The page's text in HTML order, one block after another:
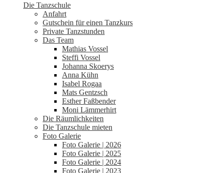
Die Tanzschule
Anfahrt
Gutschein für einen Tanzkurs
Private Tanzstunden
Das Team
Mathias Vossel
Steffi Vossel
Johanna Skoerys
Anna Kühn
Isabel Rogaa
Mats Gentzsch
Esther Faßbender
Moni Lämmerhirt
Die Räumlichkeiten
Die Tanzschule mieten
Foto Galerie
Foto Galerie | 2026
Foto Galerie | 2025
Foto Galerie | 2024
Foto Galerie | 2023